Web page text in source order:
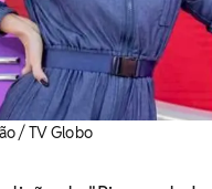
/ TV Globo